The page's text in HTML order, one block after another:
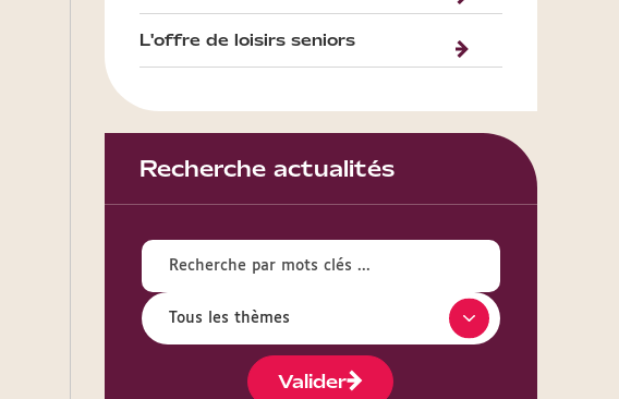
L'offre de loisirs seniors
Recherche actualités
Valider